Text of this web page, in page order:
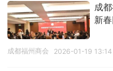
成
新
成都福州商会 2026-01-19 13:14